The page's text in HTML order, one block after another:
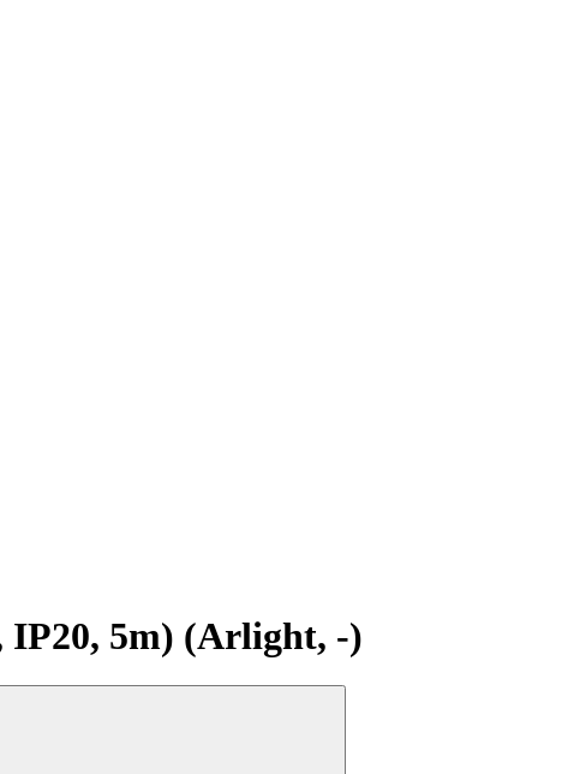
IP20, 5m) (Arlight, -)